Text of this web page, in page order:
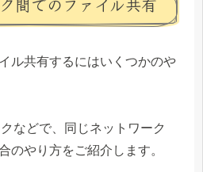
ル共有するにはいくつかのや
などで、同じネットワーク
のやり方をご紹介します。